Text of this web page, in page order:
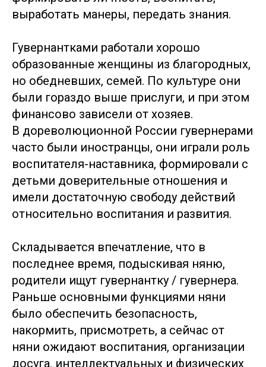
выработать манеры, передать знания.
Гувернантками работали хорошо
образованные женщины из благородных,
но обедневших, семей. По культуре они
были гораздо выше прислуги, и при этом
финансово зависели от хозяев.
В дореволюционной России гувернерами
часто были иностранцы, они играли роль
воспитателя-наставника, формировали с
детьми доверительные отношения и
имели достаточную свободу действий
относительно воспитания и развития.
Складывается впечатление, что в
последнее время, подыскивая няню,
родители ищут гувернантку / гувернера.
Раньше основными функциями няни
было обеспечить безопасность,
накормить, присмотреть, а сейчас от
няни ожидают воспитания, организации
досуга, интеллектуальных и физических